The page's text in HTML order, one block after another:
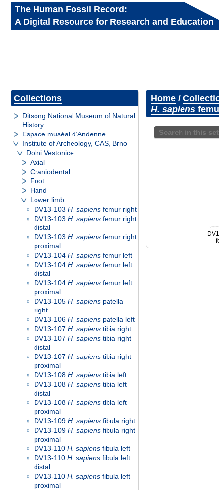
The Human Fossil Record:
A Digital Resource for Research and Education
Collections
Ditsong National Museum of Natural
History
Espace muséal d’Andenne
Institute of Archeology, CAS, Brno
Dolni Vestonice
Axial
Craniodental
Foot
Hand
Lower limb
DV13-103 H. sapiens femur right
DV13-103 H. sapiens femur right
distal
DV13-103 H. sapiens femur right
proximal
DV13-104 H. sapiens femur left
DV13-104 H. sapiens femur left
distal
DV13-104 H. sapiens femur left
proximal
DV13-105 H. sapiens patella
right
DV13-106 H. sapiens patella left
DV13-107 H. sapiens tibia right
DV13-107 H. sapiens tibia right
distal
DV13-107 H. sapiens tibia right
proximal
DV13-108 H. sapiens tibia left
DV13-108 H. sapiens tibia left
distal
DV13-108 H. sapiens tibia left
proximal
DV13-109 H. sapiens fibula right
DV13-109 H. sapiens fibula right
proximal
DV13-110 H. sapiens fibula left
DV13-110 H. sapiens fibula left
distal
DV13-110 H. sapiens fibula left
proximal
Home/
H. sapiens
Search in this set